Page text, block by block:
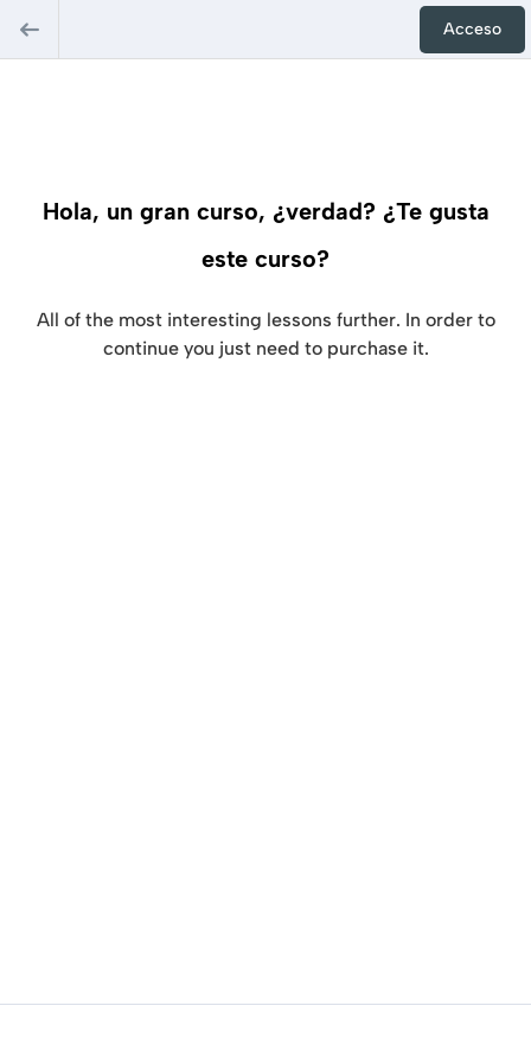
Acceso
Hola, un gran curso, ¿verdad? ¿Te gusta
este curso?
All of the most interesting lessons further. In order to
continue you just need to purchase it.